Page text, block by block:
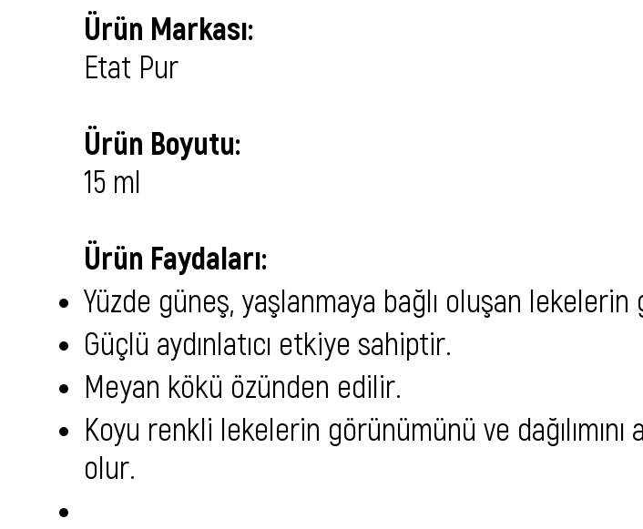
Ürün Markası:
Etat Pur
Ürün Boyutu:
15 ml
Ürün Faydaları:
Yüzde güneş, yaşlanmaya bağlı oluşan
Güçlü aydınlatıcı etkiye sahiptir.
Meyan kökü özünden edilir.
Koyu renkli lekelerin görünümünü ve
olur.